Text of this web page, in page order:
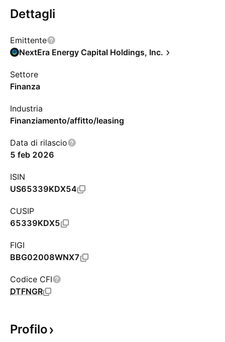
Dettagli
Emittente
NextEra Energy Capital Holdings, Inc.
Settore
Finanza
Industria
Finanziamento/affitto/leasing
Data di rilascio
5 feb 2026
ISIN
US65339KDX54
CUSIP
65339KDX5
FIGI
BBG02008WNX7
Codice CFI
DTFNGR
Profilo